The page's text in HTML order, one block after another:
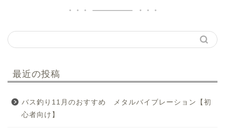
最近の投稿
バス釣り11月のおすすめ メタルバイブレーション【初
心者向け】